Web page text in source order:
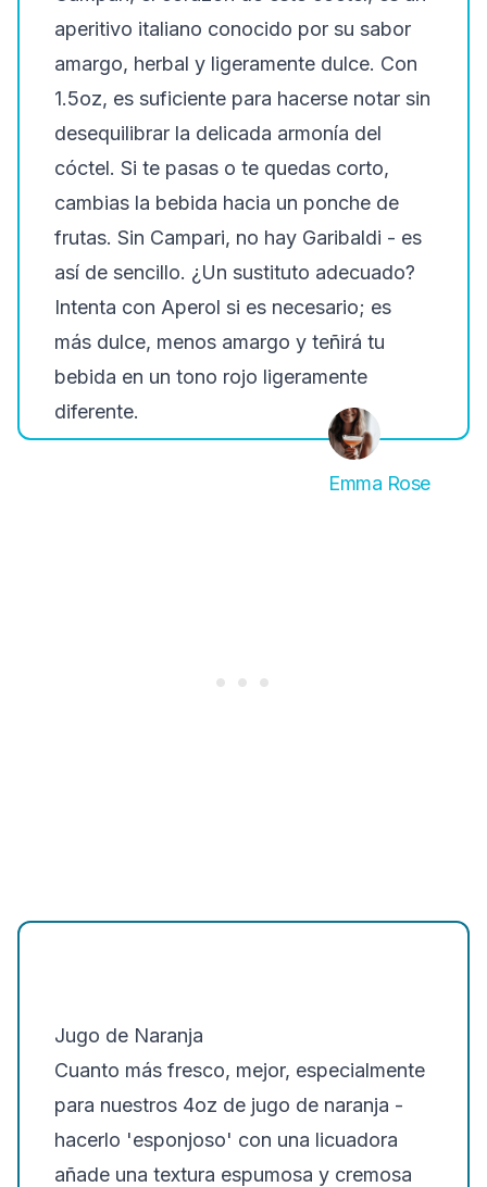
aperitivo italiano conocido por su sabor
amargo, herbal y ligeramente dulce. Con
1.5oz, es suficiente para hacerse notar sin
desequilibrar la delicada armonía del
cóctel. Si te pasas o te quedas corto,
cambias la bebida hacia un ponche de
frutas. Sin Campari, no hay Garibaldi - es
así de sencillo. ¿Un sustituto adecuado?
Intenta con Aperol si es necesario; es
más dulce, menos amargo y teñirá tu
bebida en un tono rojo ligeramente
diferente.
Emma Rose
Jugo de Naranja
Cuanto más fresco, mejor, especialmente
para nuestros 4oz de jugo de naranja -
hacerlo 'esponjoso' con una licuadora
añade una textura espumosa y cremosa